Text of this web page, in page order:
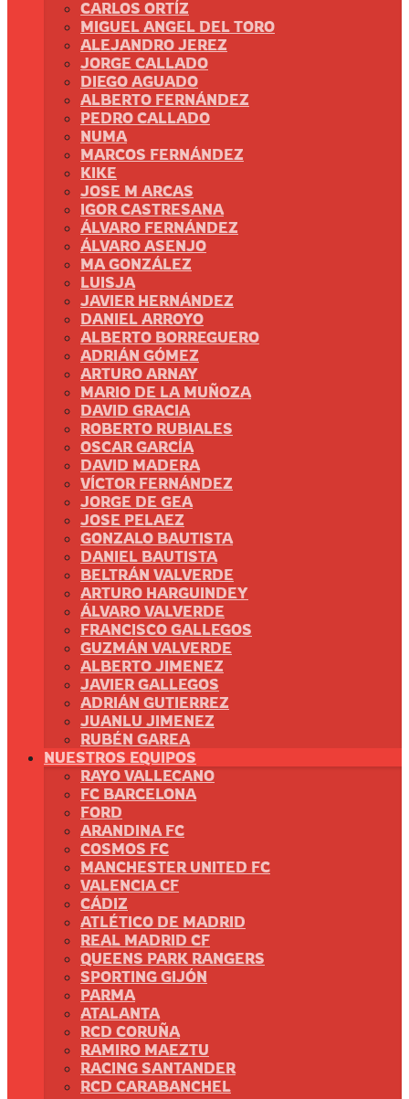
CARLOS ORTÍZ
MIGUEL ANGEL DEL TORO
ALEJANDRO JEREZ
JORGE CALLADO
DIEGO AGUADO
ALBERTO FERNÁNDEZ
PEDRO CALLADO
NUMA
MARCOS FERNÁNDEZ
KIKE
JOSE M ARCAS
IGOR CASTRESANA
ÁLVARO FERNÁNDEZ
ÁLVARO ASENJO
MA GONZÁLEZ
LUISJA
JAVIER HERNÁNDEZ
DANIEL ARROYO
ALBERTO BORREGUERO
ADRIÁN GÓMEZ
ARTURO ARNAY
MARIO DE LA MUÑOZA
DAVID GRACIA
ROBERTO RUBIALES
OSCAR GARCÍA
DAVID MADERA
VÍCTOR FERNÁNDEZ
JORGE DE GEA
JOSE PELAEZ
GONZALO BAUTISTA
DANIEL BAUTISTA
BELTRÁN VALVERDE
ARTURO HARGUINDEY
ÁLVARO VALVERDE
FRANCISCO GALLEGOS
GUZMÁN VALVERDE
ALBERTO JIMENEZ
JAVIER GALLEGOS
ADRIÁN GUTIERREZ
JUANLU JIMENEZ
RUBÉN GAREA
NUESTROS EQUIPOS
RAYO VALLECANO
FC BARCELONA
FORD
ARANDINA FC
COSMOS FC
MANCHESTER UNITED FC
VALENCIA CF
CÁDIZ
ATLÉTICO DE MADRID
REAL MADRID CF
QUEENS PARK RANGERS
SPORTING GIJÓN
PARMA
ATALANTA
RCD CORUÑA
RAMIRO MAEZTU
RACING SANTANDER
RCD CARABANCHEL